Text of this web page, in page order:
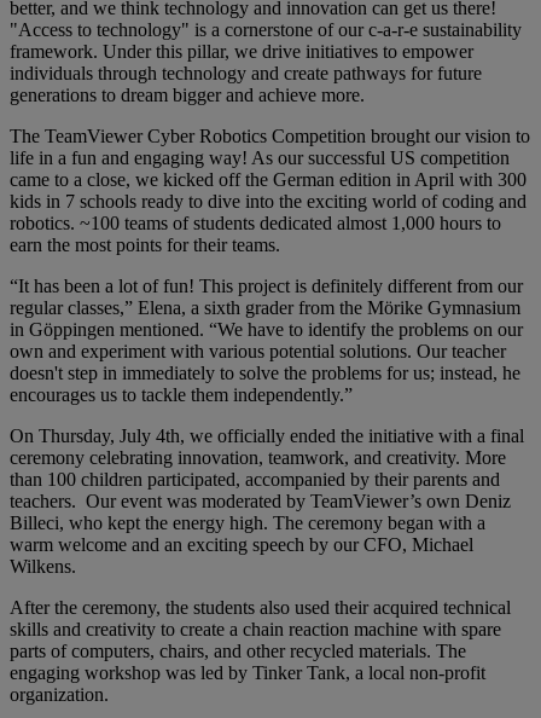
better, and we think technology and innovation can get us there!
"Access to technology" is a cornerstone of our c-a-r-e sustainability
framework. Under this pillar, we drive initiatives to empower
individuals through technology and create pathways for future
generations to dream bigger and achieve more.
The TeamViewer Cyber Robotics Competition brought our vision to
life in a fun and engaging way! As our successful US competition
came to a close, we kicked off the German edition in April with 300
kids in 7 schools ready to dive into the exciting world of coding and
robotics. ~100 teams of students dedicated almost 1,000 hours to
earn the most points for their teams.
“It has been a lot of fun! This project is definitely different from our
regular classes,” Elena, a sixth grader from the Mörike Gymnasium
in Göppingen mentioned. “We have to identify the problems on our
own and experiment with various potential solutions. Our teacher
doesn't step in immediately to solve the problems for us; instead, he
encourages us to tackle them independently.”
On Thursday, July 4th, we officially ended the initiative with a final
ceremony celebrating innovation, teamwork, and creativity. More
than 100 children participated, accompanied by their parents and
teachers. Our event was moderated by TeamViewer’s own Deniz
Billeci, who kept the energy high. The ceremony began with a
warm welcome and an exciting speech by our CFO, Michael
Wilkens.
After the ceremony, the students also used their acquired technical
skills and creativity to create a chain reaction machine with spare
parts of computers, chairs, and other recycled materials. The
engaging workshop was led by Tinker Tank, a local non-profit
organization.